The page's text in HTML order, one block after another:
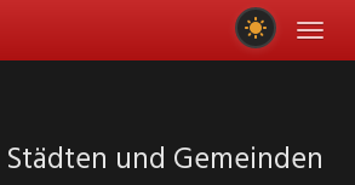
und Gemeinden